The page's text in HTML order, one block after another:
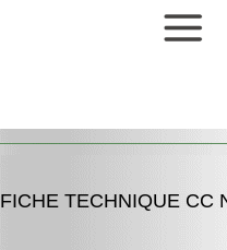
FICHE TECHNIQUE CC